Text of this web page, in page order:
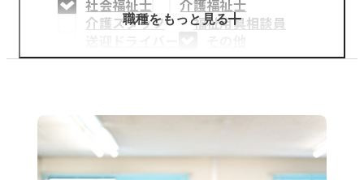
募集職種
お知らせ
社会福祉士
介護福祉士
介護スタッフ
福祉用具相談員
職種をもっと見る